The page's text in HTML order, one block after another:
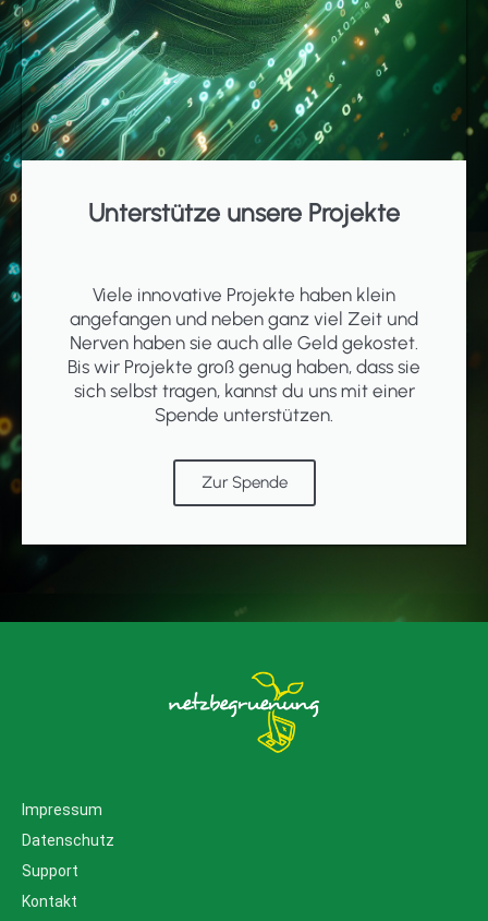
Unterstütze unsere Projekte
Viele innovative Projekte haben klein
angefangen und neben ganz viel Zeit und
Nerven haben sie auch alle Geld gekostet.
Bis wir Projekte groß genug haben, dass sie
sich selbst tragen, kannst du uns mit einer
Spende unterstützen.
Zur Spende
Impressum
Datenschutz
Support
Kontakt